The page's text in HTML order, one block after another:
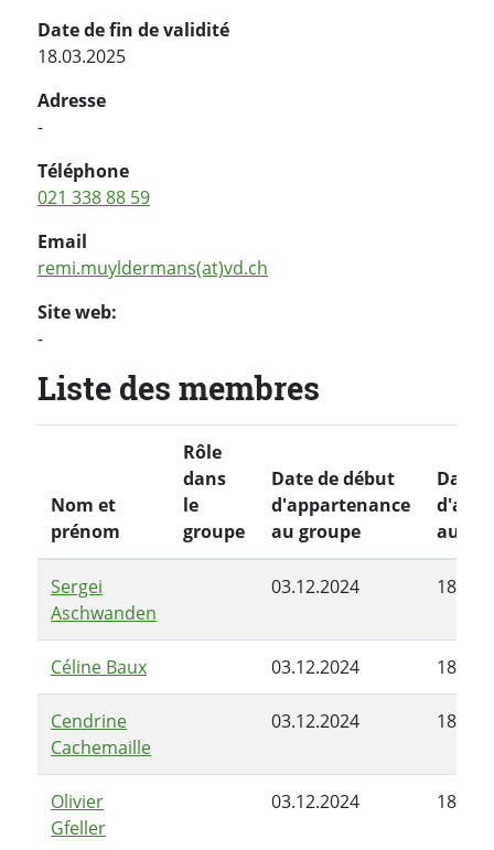
Date de fin de validité
18.03.2025
Adresse
-
Téléphone
021 338 88 59
Email
remi.muyldermans(at)vd.ch
Site web:
-
Liste des membres
Nom et
prénom
Rôle
dans
le
groupe
Date de début
d'appartenance
au groupe
Date
au
Sergei
Aschwanden
03.12.2024
Céline Baux 03.12.2024
Cendrine
Cachemaille
03.12.2024
Olivier
Gfeller
03.12.2024